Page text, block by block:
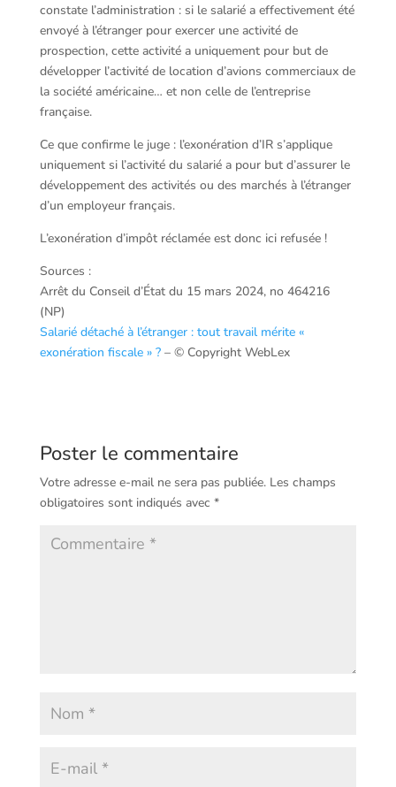
constate l’administration : si le salarié a effectivement été
envoyé à l’étranger pour exercer une activité de
prospection, cette activité a uniquement pour but de
développer l’activité de location d’avions commerciaux de
la société américaine… et non celle de l’entreprise
française.
Ce que confirme le juge : l’exonération d’IR s’applique
uniquement si l’activité du salarié a pour but d’assurer le
développement des activités ou des marchés à l’étranger
d’un employeur français.
L’exonération d’impôt réclamée est donc ici refusée !
Sources :
Arrêt du Conseil d’État du 15 mars 2024, no 464216
(NP)
Salarié détaché à l’étranger : tout travail mérite «
exonération fiscale » ?– © Copyright WebLex
Poster le commentaire
Votre adresse e-mail ne sera pas publiée. Les champs
obligatoires sont indiqués avec *